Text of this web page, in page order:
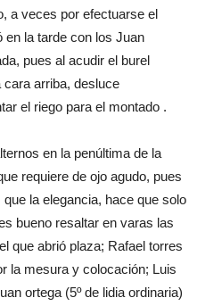
a veces por efectuarse el
en la tarde con los Juan
pues al acudir el burel
cara arriba, desluce
el riego para el montado .
en la penúltima de la
requiere de ojo agudo, pues
la elegancia, hace que solo
bueno resaltar en varas las
que abrió plaza; Rafael torres
la mesura y colocación; Luis
ortega (5º de lidia ordinaria)